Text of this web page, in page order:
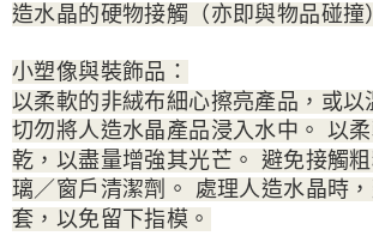
造水晶的硬物接觸（亦即與物品碰撞
小塑像與裝飾品：
以柔軟的非絨布細心擦亮產品，或以
切勿將人造水晶產品浸入水中。 以
乾，以盡量增強其光芒。 避免接觸
璃／窗戶清潔劑。 處理人造水晶時
套，以免留下指模。